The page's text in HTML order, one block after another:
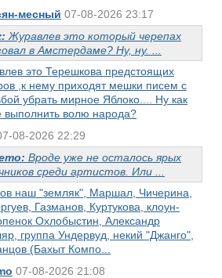
месный 07-08-2026 23:17
Журавлев это который черепах
в Амстердаме? Ну, ну. ...
это Терешкова предстоящих
,к нему приходят мешки писем с
убрать мирное Яблоко.... Ну как
выполнить волю народа?
08-2026 22:29
Вроде уже не осталось ярых
среди артистов. Или ...
наш "земляк", Маршал, Чичерина,
Газманов, Куртукова, клоун-
Охлобыстин, Александр
группа Ундервуд, некий "Джанго",
(Бахыт Компо...
07-08-2026 21:08